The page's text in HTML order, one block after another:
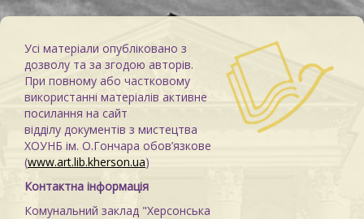
Усі матеріали опубліковано з
дозволу та за згодою авторів.
При повному або частковому
використанні матеріалів активне
посилання на сайт
відділу документів з мистецтва
ХОУНБ ім. О.Гончара обов’язкове
(www.art.lib.kherson.ua)
Контактна інформація
Комунальний заклад "Херсонська